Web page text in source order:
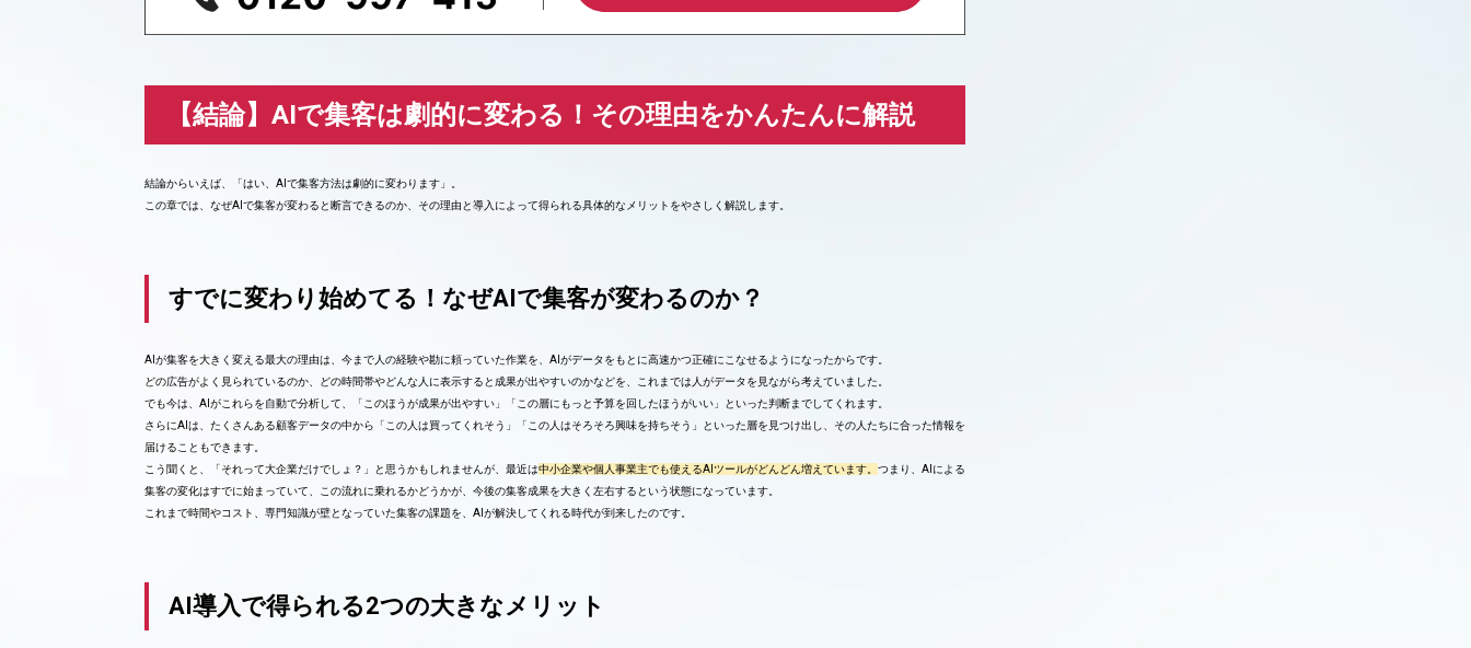
【結論】AIで集客は劇的に変わる！その理由をかんたんに解説
結論からいえば、「はい、AIで集客方法は劇的に変わります」。
この章では、なぜAIで集客が変わると断言できるのか、その理由と導入によって得られる具体的なメリットをやさしく解説します。
すでに変わり始めてる！なぜAIで集客が変わるのか？
AIが集客を大きく変える最大の理由は、今まで人の経験や勘に頼っていた作業を、AIがデータをもとに高速かつ正確にこなせるようになったからです。
どの広告がよく見られているのか、どの時間帯やどんな人に表示すると成果が出やすいのかなどを、これまでは人がデータを見ながら考えていました。
でも今は、AIがこれらを自動で分析して、「このほうが成果が出やすい」「この層にもっと予算を回したほうがいい」といった判断までしてくれます。
さらにAIは、たくさんある顧客データの中から「この人は買ってくれそう」「この人はそろそろ興味を持ちそう」といった層を見つけ出し、その人たちに合った情報を
届けることもできます。
こう聞くと、「それって大企業だけでしょ？」と思うかもしれませんが、最近は中小企業や個人事業主でも使えるAIツールがどんどん増えています。 つまり、AIによる
集客の変化はすでに始まっていて、この流れに乗れるかどうかが、今後の集客成果を大きく左右するという状態になっています。
これまで時間やコスト、専門知識が壁となっていた集客の課題を、AIが解決してくれる時代が到来したのです。
AI導入で得られる2つの大きなメリット